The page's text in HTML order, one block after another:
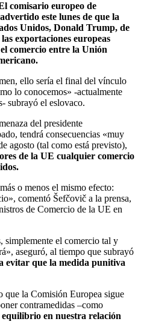
comisario europeo de
este lunes de que la
Unidos, Donald Trump, de
exportaciones europeas
comercio entre la Unión
ello sería el final del vínculo
lo conocemos» -actualmente
subrayó el eslovaco.
del presidente
tendrá consecuencias «muy
agosto (tal como está previsto),
de la UE cualquier comercio
o menos el mismo efecto:
comentó Šefčovič a la prensa,
de Comercio de la UE en
simplemente el comercio tal y
aseguró, al tiempo que subrayó
evitar que la medida punitiva
que la Comisión Europea sigue
contramedidas –como
en nuestra relación